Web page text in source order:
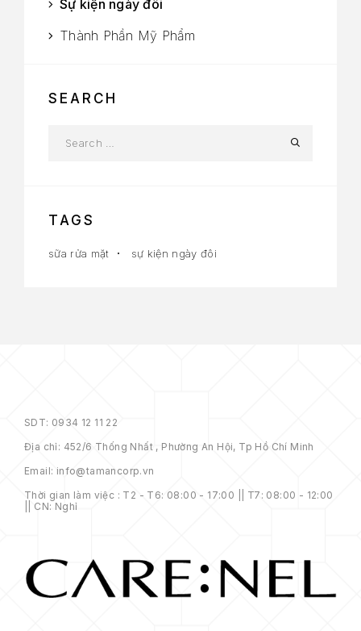
Sự kiện ngày đôi
Thành Phần Mỹ Phẩm
SEARCH
TAGS
sữa rửa mặt sự kiện ngày đôi
SDT: 0934 12 11 22
Địa chỉ: 452/6 Thống Nhất , Phường An Hội, Tp Hồ Chí Minh
Email: info@tamancorp.vn
Thời gian làm việc : T2 - T6: 08:00 - 17:00 || T7: 08:00 - 12:00
|| CN: Nghỉ